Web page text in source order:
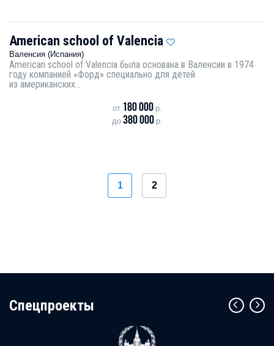
American school of Valencia
Валенсия (Испания)
American school of Valencia была основана в Валенсии в 1974
году компанией «Форд» специально для детей
из американских...
от180 000 р.
до380 000 р.
1 2
Cпецпроекты